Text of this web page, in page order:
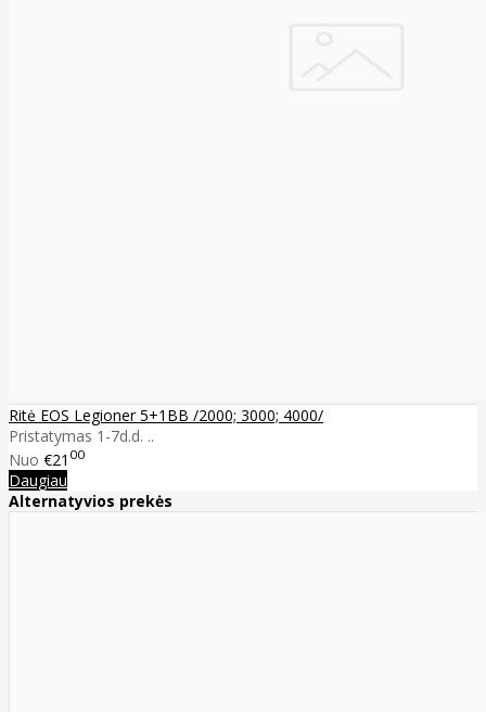
Ritė EOS Legioner 5+1BB /2000; 3000; 4000/
Pristatymas 1-7d.d. ..
Nuo €21 00
Daugiau
Alternatyvios prekės